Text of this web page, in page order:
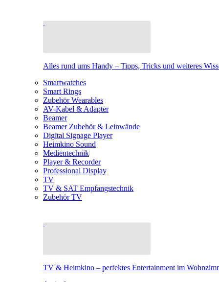
Alles rund ums Handy – Tipps, Tricks und weiteres
Smartwatches
Smart Rings
Zubehör Wearables
AV-Kabel & Adapter
Beamer
Beamer Zubehör & Leinwände
Digital Signage Player
Heimkino Sound
Medientechnik
Player & Recorder
Professional Display
TV
TV & SAT Empfangstechnik
Zubehör TV
TV & Heimkino – perfektes Entertainment im